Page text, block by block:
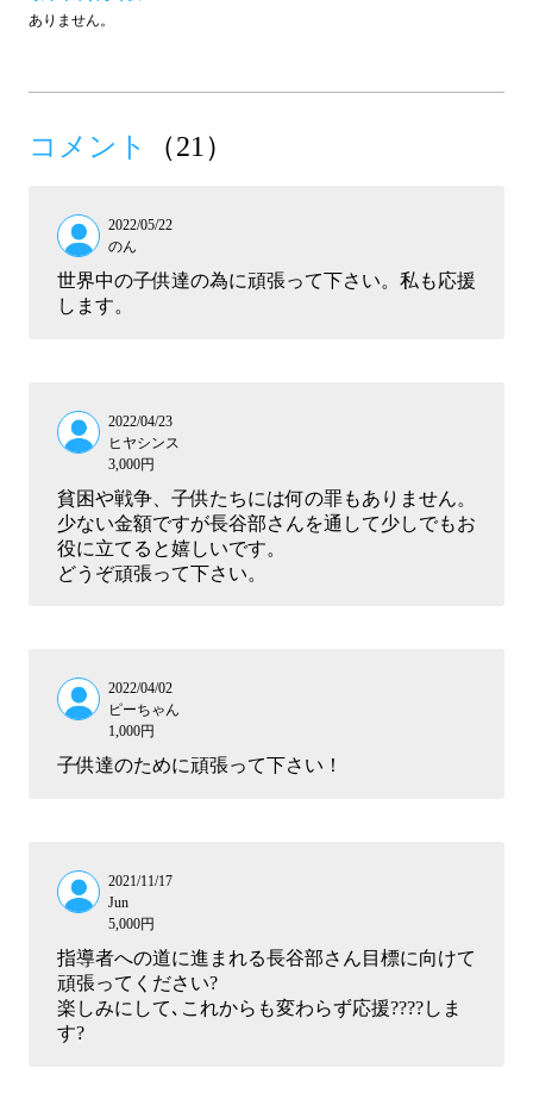
ありません。
コメント （21）
2022/05/22
のん
世界中の子供達の為に頑張って下さい。私も応援
します。
2022/04/23
ヒヤシンス
3,000円
貧困や戦争、子供たちには何の罪もありません。
少ない金額ですが長谷部さんを通して少しでもお
役に立てると嬉しいです。
どうぞ頑張って下さい。
2022/04/02
ピーちゃん
1,000円
子供達のために頑張って下さい！
2021/11/17
Jun
5,000円
指導者への道に進まれる長谷部さん目標に向けて
頑張ってください?
楽しみにして､これからも変わらず応援????しま
す?